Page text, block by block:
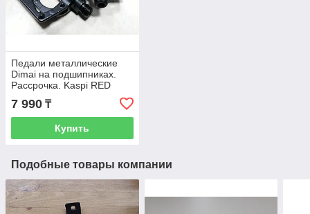
Педали металлические
Dimai на подшипниках.
Рассрочка. Kaspi RED
7 990 ₸
Купить
Подобные товары компании